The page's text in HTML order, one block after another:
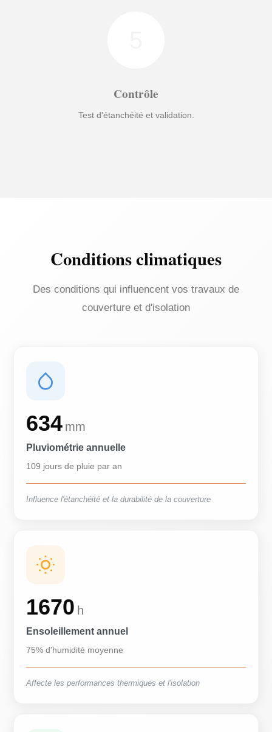
Contrôle
Test d'étanchéité et validation.
Conditions climatiques
Des conditions qui influencent vos travaux de
couverture et d'isolation
634 mm
Pluviométrie annuelle
109 jours de pluie par an
Influence l'étanchéité et la durabilité de la couverture
1670 h
Ensoleillement annuel
75% d'humidité moyenne
Affecte les performances thermiques et l'isolation